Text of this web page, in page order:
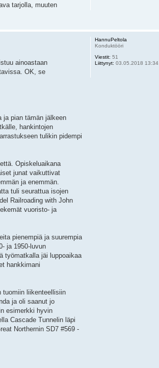
tarjolla, muuten
HannuPeltola
Konduktööri
Viestit: 51
Liittynyt: 03.05.2018 13:34
ainoastaan
OK, se
ja pian tämän jälkeen
hankintojen
tulikin pidempi
Opiskeluaikana
junat vaikuttivat
ja enemmän.
tuli seurattua isojen
Railroading with John
vuoristo- ja
pienempiä ja suurempia
ja 1950-luvun
työmatkalla jäi luppoaikaa
hankkimani
tuomiin liikenteellisiin
ja oli saanut jo
esimerkki hyvin
Cascade Tunnelin läpi
Northernin SD7 #569 -